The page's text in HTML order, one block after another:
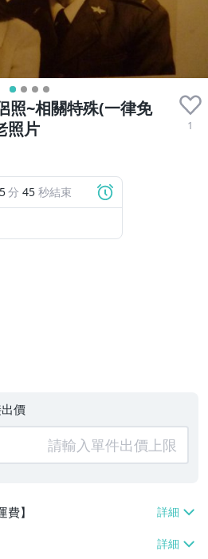
照~相關特殊(一律免
照片
1
分 44 秒結束
價
】